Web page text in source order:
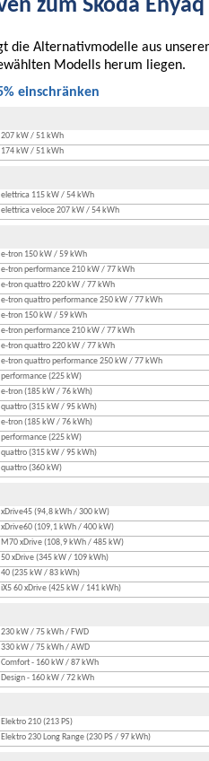
zum Skoda Enyaq
die Alternativmodelle aus
Modells herum liegen.
einschränken
207 kW / 51 kWh
174 kW / 51 kWh
elettrica 115 kW / 54 kWh
elettrica veloce 207 kW / 54 kWh
e-tron 150 kW / 59 kWh
e-tron performance 210 kW / 77 kWh
e-tron quattro 220 kW / 77 kWh
e-tron quattro performance 250 kW / 77 kWh
e-tron 150 kW / 59 kWh
e-tron performance 210 kW / 77 kWh
e-tron quattro 220 kW / 77 kWh
e-tron quattro performance 250 kW / 77 kWh
performance (225 kW)
e-tron (185 kW / 76 kWh)
quattro (315 kW / 95 kWh)
e-tron (185 kW / 76 kWh)
performance (225 kW)
quattro (315 kW / 95 kWh)
quattro (360 kW)
xDrive45 (94,8 kWh / 300 kW)
xDrive60 (109,1 kWh / 400 kW)
M70 xDrive (108,9 kWh / 485 kW)
50 xDrive (345 kW / 109 kWh)
40 (235 kW / 83 kWh)
iX5 60 xDrive (425 kW / 141 kWh)
230 kW / 75 kWh / FWD
330 kW / 75 kWh / AWD
Comfort - 160 kW / 87 kWh
Design - 160 kW / 72 kWh
Elektro 210 (213 PS)
Elektro 230 Long Range (230 PS / 97 kWh)